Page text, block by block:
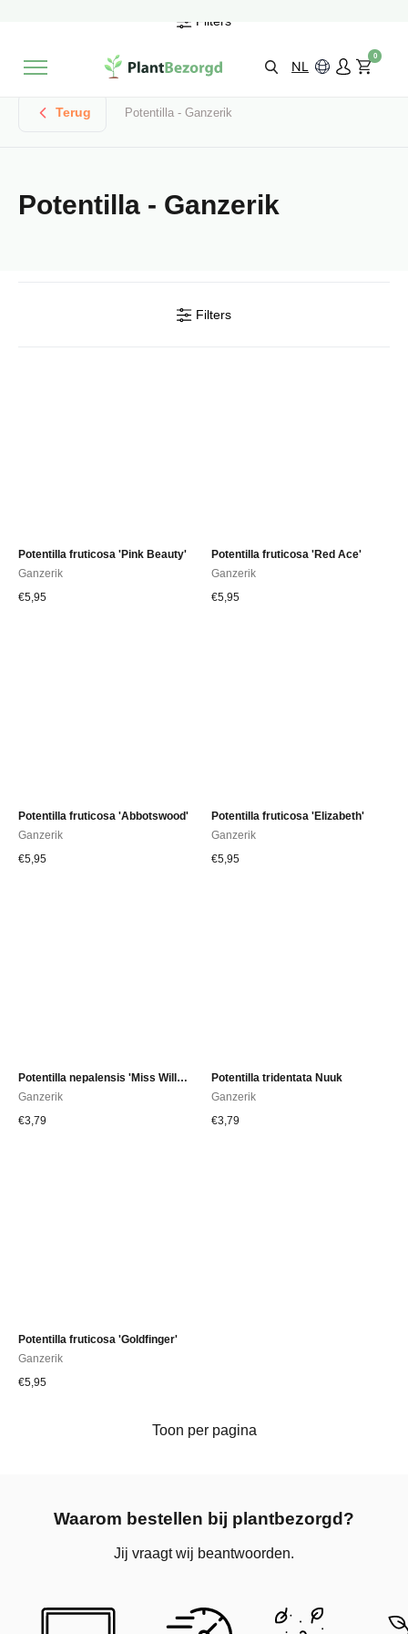
Beoordeeld met een
Kies zelf jebezorgmoment & locatie NL
0
Terug Potentilla - Ganzerik
Potentilla - Ganzerik
Filters
Filters
Potentilla fruticosa 'Pink Beauty'
Ganzerik
€5,95
Potentilla fruticosa 'Red Ace'
Ganzerik
€5,95
Potentilla fruticosa 'Abbotswood'
Ganzerik
€5,95
Potentilla fruticosa 'Elizabeth'
Ganzerik
€5,95
Potentilla nepalensis 'Miss Willmott'
Ganzerik
€3,79
Potentilla tridentata Nuuk
Ganzerik
€3,79
Potentilla fruticosa 'Goldfinger'
Ganzerik
€5,95
Toon per pagina
Waarom bestellen bij plantbezorgd?
Jij vraagt wij beantwoorden.